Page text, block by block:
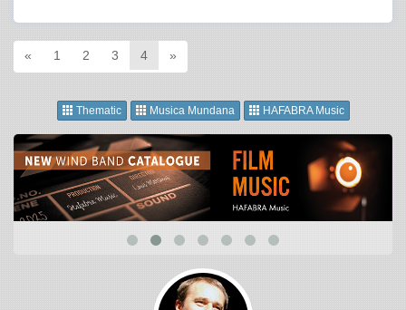
« 1 2 3 4 »
Thematic Musica Mundana HAFABRA Music